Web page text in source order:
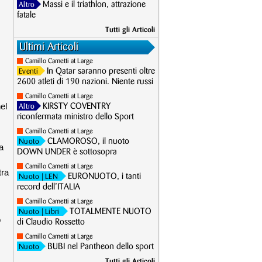
Altro
Massi e il triathlon, attrazione
fatale
Tutti gli Articoli
Ultimi Articoli
Camillo Cametti at Large
Eventi
In Qatar saranno presenti oltre
2600 atleti di 190 nazioni. Niente russi
Camillo Cametti at Large
Altro
KIRSTY COVENTRY
riconfermata ministro dello Sport
Camillo Cametti at Large
Nuoto
CLAMOROSO, il nuoto
DOWN UNDER è sottosopra
Camillo Cametti at Large
Nuoto | LEN
EURONUOTO, i tanti
record dell’ITALIA
Camillo Cametti at Large
Nuoto | Libri
TOTALMENTE NUOTO
di Claudio Rossetto
Camillo Cametti at Large
Nuoto BUBI nel Pantheon dello sport